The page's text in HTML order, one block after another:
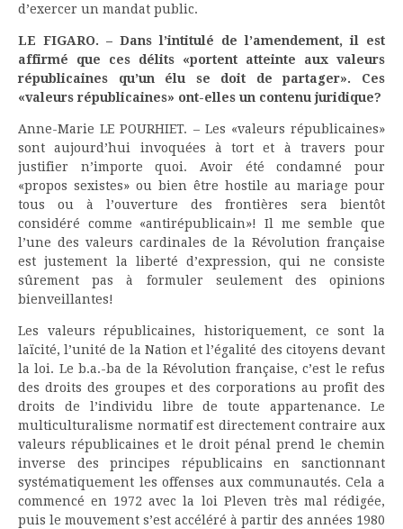
d’exercer un mandat public.
LE FIGARO. – Dans l’intitulé de l’amendement, il est
affirmé que ces délits «portent atteinte aux valeurs
républicaines qu’un élu se doit de partager». Ces
«valeurs républicaines» ont-elles un contenu juridique?
Anne-Marie LE POURHIET. – Les «valeurs républicaines»
sont aujourd’hui invoquées à tort et à travers pour
justifier n’importe quoi. Avoir été condamné pour
«propos sexistes» ou bien être hostile au mariage pour
tous ou à l’ouverture des frontières sera bientôt
considéré comme «antirépublicain»! Il me semble que
l’une des valeurs cardinales de la Révolution française
est justement la liberté d’expression, qui ne consiste
sûrement pas à formuler seulement des opinions
bienveillantes!
Les valeurs républicaines, historiquement, ce sont la
laïcité, l’unité de la Nation et l’égalité des citoyens devant
la loi. Le b.a.-ba de la Révolution française, c’est le refus
des droits des groupes et des corporations au profit des
droits de l’individu libre de toute appartenance. Le
multiculturalisme normatif est directement contraire aux
valeurs républicaines et le droit pénal prend le chemin
inverse des principes républicains en sanctionnant
systématiquement les offenses aux communautés. Cela a
commencé en 1972 avec la loi Pleven très mal rédigée,
puis le mouvement s’est accéléré à partir des années 1980